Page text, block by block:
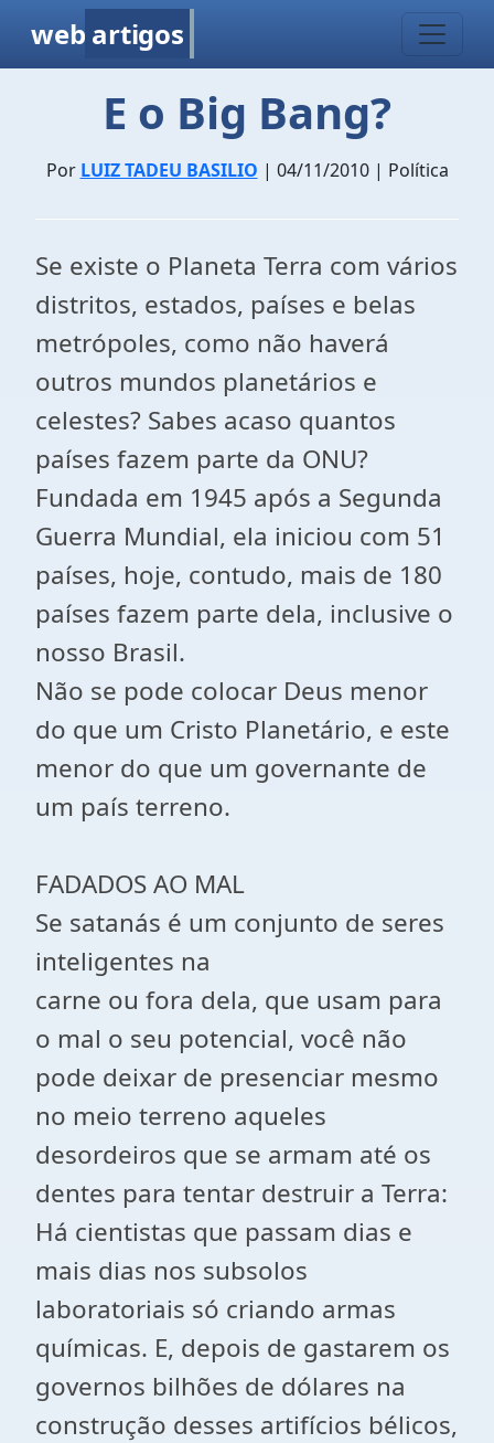
web artigos
E o Big Bang?
Por LUIZ TADEU BASILIO | 04/11/2010 | Política
Se existe o Planeta Terra com vários
distritos, estados, países e belas
metrópoles, como não haverá
outros mundos planetários e
celestes? Sabes acaso quantos
países fazem parte da ONU?
Fundada em 1945 após a Segunda
Guerra Mundial, ela iniciou com 51
países, hoje, contudo, mais de 180
países fazem parte dela, inclusive o
nosso Brasil.
Não se pode colocar Deus menor
do que um Cristo Planetário, e este
menor do que um governante de
um país terreno.
FADADOS AO MAL
Se satanás é um conjunto de seres
inteligentes na
carne ou fora dela, que usam para
o mal o seu potencial, você não
pode deixar de presenciar mesmo
no meio terreno aqueles
desordeiros que se armam até os
dentes para tentar destruir a Terra:
Há cientistas que passam dias e
mais dias nos subsolos
laboratoriais só criando armas
químicas. E, depois de gastarem os
governos bilhões de dólares na
construção desses artifícios bélicos,